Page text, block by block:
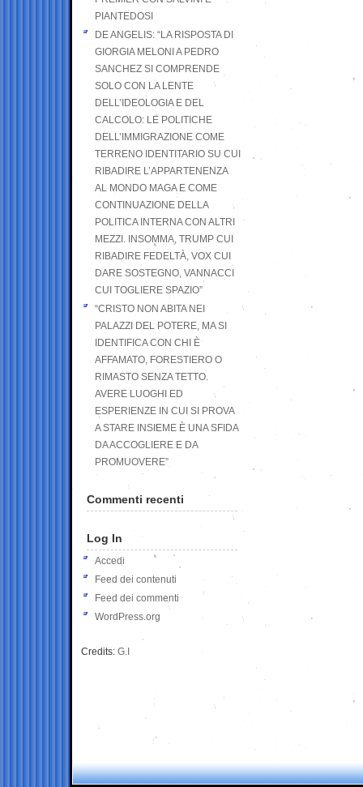
PIANTEDOSI
DE ANGELIS: “LA RISPOSTA DI
GIORGIA MELONI A PEDRO
SANCHEZ SI COMPRENDE
SOLO CON LA LENTE
DELL’IDEOLOGIA E DEL
CALCOLO: LE POLITICHE
DELL’IMMIGRAZIONE COME
TERRENO IDENTITARIO SU CUI
RIBADIRE L’APPARTENENZA
AL MONDO MAGA E COME
CONTINUAZIONE DELLA
POLITICA INTERNA CON ALTRI
MEZZI. INSOMMA, TRUMP CUI
RIBADIRE FEDELTÀ, VOX CUI
DARE SOSTEGNO, VANNACCI
CUI TOGLIERE SPAZIO”
“CRISTO NON ABITA NEI
PALAZZI DEL POTERE, MA SI
IDENTIFICA CON CHI È
AFFAMATO, FORESTIERO O
RIMASTO SENZA TETTO.
AVERE LUOGHI ED
ESPERIENZE IN CUI SI PROVA
A STARE INSIEME È UNA SFIDA
DA ACCOGLIERE E DA
PROMUOVERE”
Commenti recenti
Log In
Accedi
Feed dei contenuti
Feed dei commenti
WordPress.org
Credits: G.I